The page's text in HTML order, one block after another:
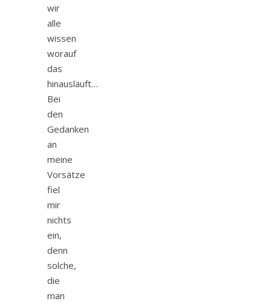
wir
alle
wissen
worauf
das
hinausläuft…
Bei
den
Gedanken
an
meine
Vorsätze
fiel
mir
nichts
ein,
denn
solche,
die
man